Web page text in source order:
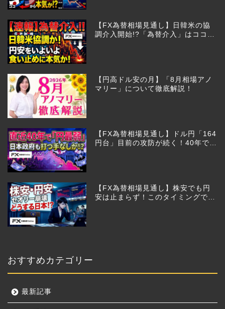
【FX為替相場見通し】日韓米の協
調介入開始!?「為替介入」はココか
【円高ドル安の月】「8月相場アノ
マリー」について徹底解説！
【FX為替相場見通し】ドル円「164
円台」目前の攻防が続く！40年で円
【FX為替相場見通し】株安でも円
安は止まらず！このタイミングでと
おすすめカテゴリー
最新記事